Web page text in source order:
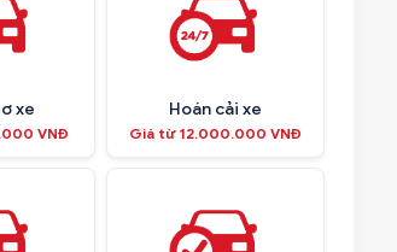
xe
VNĐ
Hoán cải xe
Giá từ 12.000.000 VNĐ